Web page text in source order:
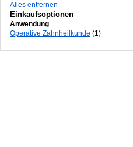
Alles entfernen
Einkaufsoptionen
Anwendung
Operative Zahnheilkunde (1)